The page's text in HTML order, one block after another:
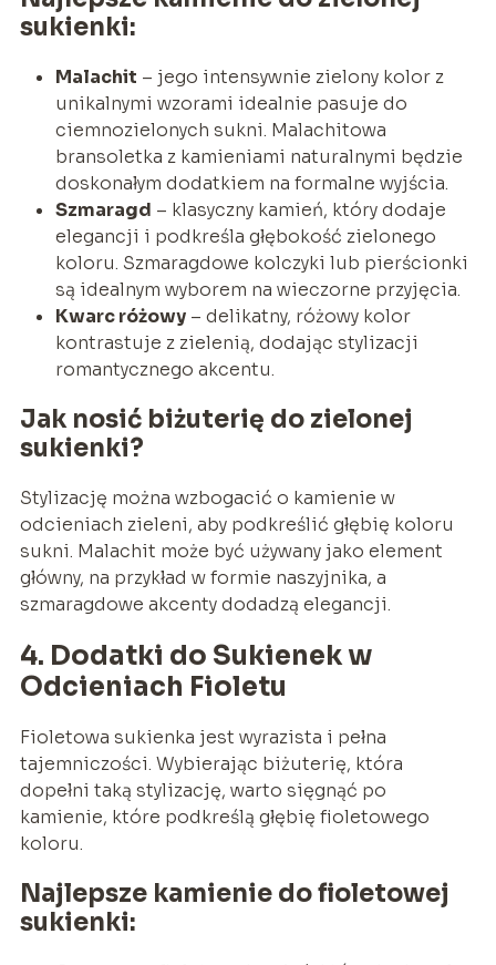
sukienki:
Malachit – jego intensywnie zielony kolor z
unikalnymi wzorami idealnie pasuje do
ciemnozielonych sukni. Malachitowa
bransoletka z kamieniami naturalnymi będzie
doskonałym dodatkiem na formalne wyjścia.
Szmaragd – klasyczny kamień, który dodaje
elegancji i podkreśla głębokość zielonego
koloru. Szmaragdowe kolczyki lub pierścionki
są idealnym wyborem na wieczorne przyjęcia.
Kwarc różowy– delikatny, różowy kolor
kontrastuje z zielenią, dodając stylizacji
romantycznego akcentu.
Jak nosić biżuterię do zielonej
sukienki?
Stylizację można wzbogacić o kamienie w
odcieniach zieleni, aby podkreślić głębię koloru
sukni. Malachit może być używany jako element
główny, na przykład w formie naszyjnika, a
szmaragdowe akcenty dodadzą elegancji.
4. Dodatki do Sukienek w
Odcieniach Fioletu
Fioletowa sukienka jest wyrazista i pełna
tajemniczości. Wybierając biżuterię, która
dopełni taką stylizację, warto sięgnąć po
kamienie, które podkreślą głębię fioletowego
koloru.
Najlepsze kamienie do fioletowej
sukienki: